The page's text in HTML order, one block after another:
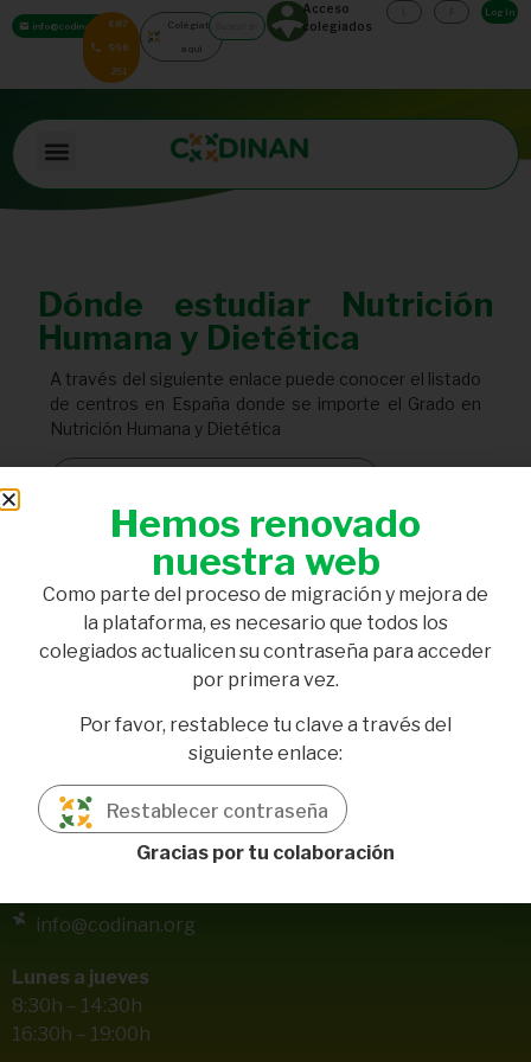
info@codinan.org687
996
251
Colégiate
aquí
Acceso
colegiados
Log In
Dónde estudiar Nutrición
Humana y Dietética
A través del siguiente enlace puede conocer el listado
de centros en España donde se importe el Grado en
Nutrición Humana y Dietética
41004 Sevilla
954 708 498
info@codinan.org
Lunes a jueves
8:30h – 14:30h
16:30h – 19:00h
Hemos renovado
nuestra web
Como parte del proceso de migración y mejora de
la plataforma, es necesario que todos los
colegiados actualicen su contraseña para acceder
por primera vez.
Por favor, restablece tu clave a través del
siguiente enlace:
Restablecer contraseña
Gracias por tu colaboración